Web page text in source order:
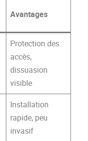
Avantages
Protection des
accès,
dissuasion
visible
Installation
rapide, peu
invasif